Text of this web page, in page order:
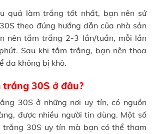
quả làm trắng tốt nhất, bạn nên sử
theo đúng hướng dẫn của nhà sản
nên tắm trắng 2-3 lần/tuần, mỗi lần
Sau khi tắm trắng, bạn nên thoa
da không bị khô.
30S ở đâu?
30S ở những nơi uy tín, có nguồn
được nhiều người tin dùng. Một số
30S uy tín mà bạn có thể tham